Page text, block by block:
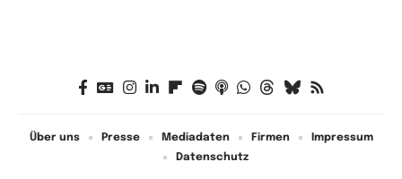
Über uns Presse Mediadaten Firmen
Impressum
Datenschutz